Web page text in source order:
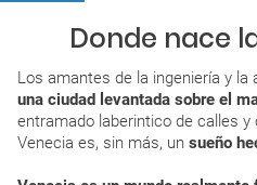
Donde nace
Los amantes de la ingeniería y la
una ciudad levantada sobre el
entramado laberintico de calles y
Venecia es, sin más, un sueño